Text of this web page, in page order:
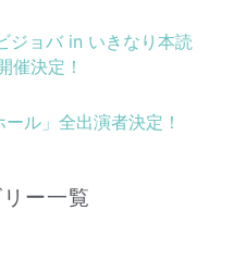
ジョバ in いきなり本読
催決定！
ル」全出演者決定！
ー一覧